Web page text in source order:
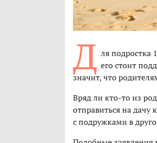
Д ля подростка
его стоит
значит, что
Вряд ли кто-то из
отправиться на дачу
с подружками в